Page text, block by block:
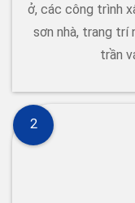
ở, các công trình
sơn nhà, trang trí
trần
2